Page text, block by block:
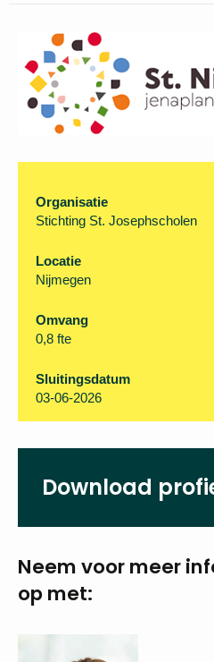
Organisatie
Stichting St. Josephscholen
Locatie
Nijmegen
Omvang
0,8 fte
Sluitingsdatum
03-06-2026
Download
Neem voor meer
op met: